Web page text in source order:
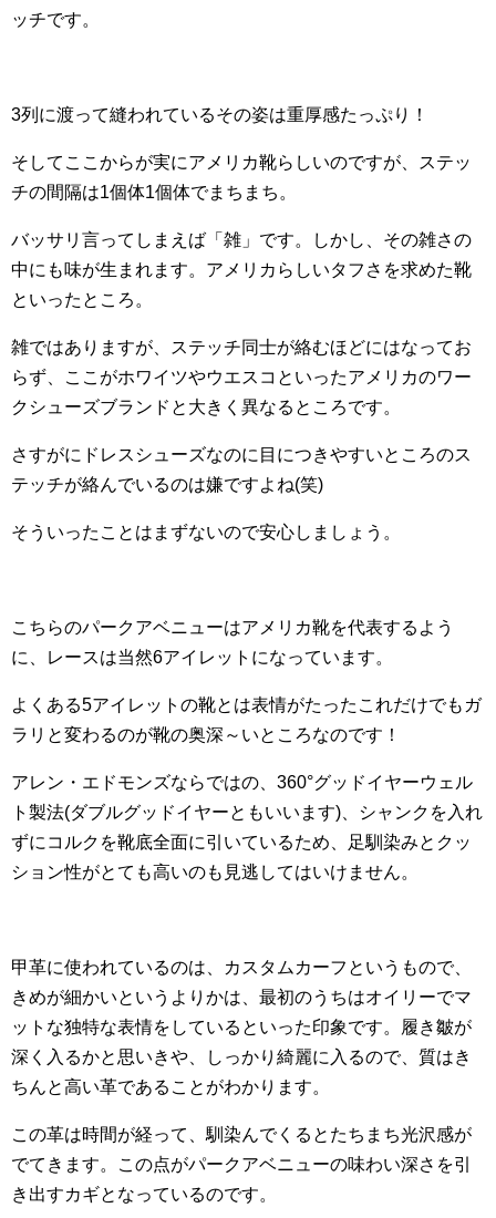
ッチです。
3列に渡って縫われているその姿は重厚感たっぷり！
そしてここからが実にアメリカ靴らしいのですが、ステッ
チの間隔は1個体1個体でまちまち。
バッサリ言ってしまえば「雑」です。しかし、その雑さの
中にも味が生まれます。アメリカらしいタフさを求めた靴
といったところ。
雑ではありますが、ステッチ同士が絡むほどにはなってお
らず、ここがホワイツやウエスコといったアメリカのワー
クシューズブランドと大きく異なるところです。
さすがにドレスシューズなのに目につきやすいところのス
テッチが絡んでいるのは嫌ですよね(笑)
そういったことはまずないので安心しましょう。
こちらのパークアベニューはアメリカ靴を代表するよう
に、レースは当然6アイレットになっています。
よくある5アイレットの靴とは表情がたったこれだけでもガ
ラリと変わるのが靴の奥深～いところなのです！
アレン・エドモンズならではの、360°グッドイヤーウェル
ト製法(ダブルグッドイヤーともいいます)、シャンクを入れ
ずにコルクを靴底全面に引いているため、足馴染みとクッ
ション性がとても高いのも見逃してはいけません。
甲革に使われているのは、カスタムカーフというもので、
きめが細かいというよりかは、最初のうちはオイリーでマ
ットな独特な表情をしているといった印象です。履き皺が
深く入るかと思いきや、しっかり綺麗に入るので、質はき
ちんと高い革であることがわかります。
この革は時間が経って、馴染んでくるとたちまち光沢感が
でてきます。この点がパークアベニューの味わい深さを引
き出すカギとなっているのです。